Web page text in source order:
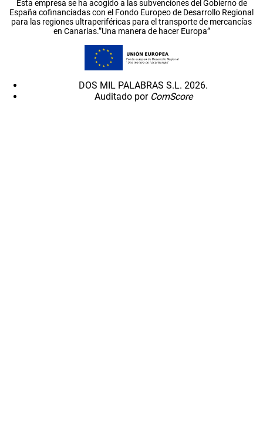
Esta empresa se ha acogido a las subvenciones del Gobierno de
España cofinanciadas con el Fondo Europeo de Desarrollo Regional
para las regiones ultraperiféricas para el transporte de mercancías
en Canarias.”Una manera de hacer Europa”
DOS MIL PALABRAS S.L. 2026.
Auditado por ComScore